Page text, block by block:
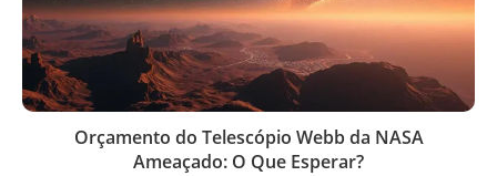
Orçamento do Telescópio Webb da NASA
Ameaçado: O Que Esperar?